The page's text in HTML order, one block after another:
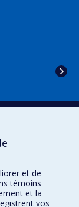
et de
témoins
et la
vos